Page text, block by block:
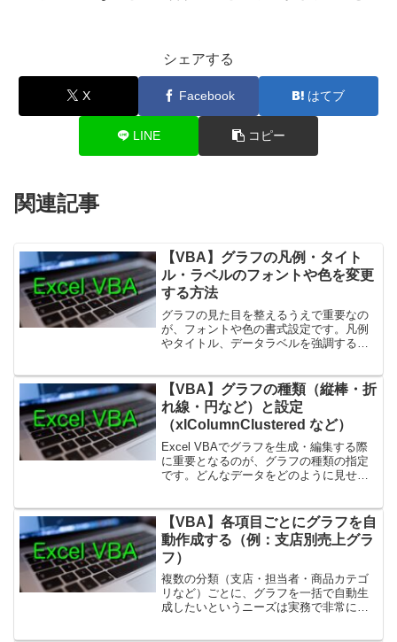
シェアする
X Facebook はてブ
LINE コピー
関連記事
【VBA】グラフの凡例・タイト
ル・ラベルのフォントや色を変更
する方法
グラフの見た目を整えるうえで重要なの
が、フォントや色の書式設定です。凡例
やタイトル、データラベルを強調するこ
ラフの文字の色・サイズ・太字・フォン
トなどを変更する方法を...
【VBA】グラフの種類（縦棒・折
れ線・円など）と設定
（xlColumnClustered など）
Excel VBAでグラフを生成・編集する際
に重要となるのが、グラフの種類の指定
です。どんなデータをどのように見せた
は Chart.ChartType プロパティに定数...
【VBA】各項目ごとにグラフを自
動作成する（例：支店別売上グラ
フ）
複数の分類（支店・担当者・商品カテゴ
リなど）ごとに、グラフを一括で自動生
成したいというニーズは実務で非常に多